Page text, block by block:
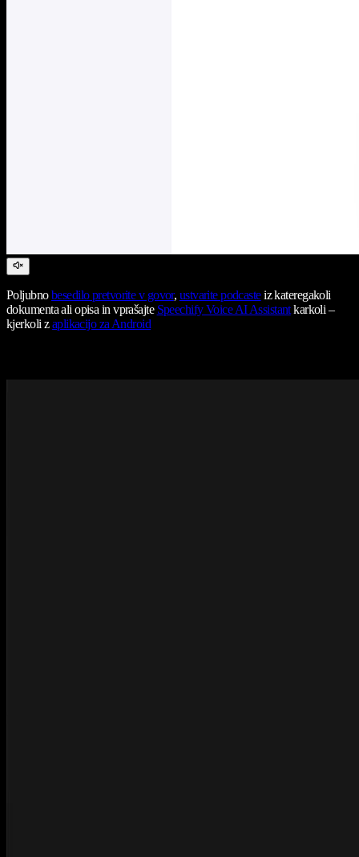
Poljubnobesedilo pretvorite v govor, ustvarite podcasteiz kateregakoli
dokumenta ali opisa in vprašajte Speechify Voice AI Assistantkarkoli –
kjerkoli zaplikacijo za Android